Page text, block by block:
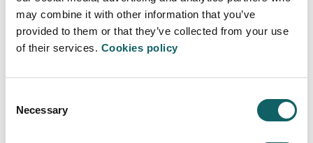
may combine it with other information that you’ve
provided to them or that they’ve collected from your use
of their services. Cookies policy
Selection
Necessary
Más información